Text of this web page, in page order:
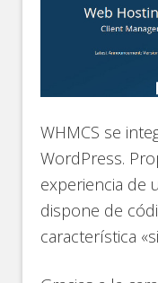
WHMCS se
WordPress.
experiencia de
dispone de
característica